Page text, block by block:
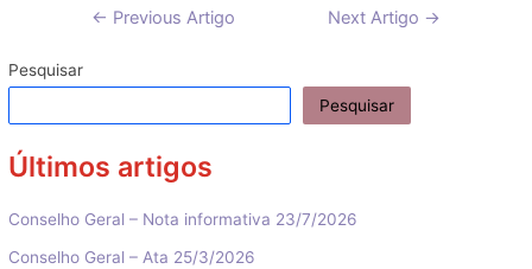
Navegação
artigos
← Previous Artigo Next Artigo →
Pesquisar
Pesquisar
Últimos artigos
Conselho Geral – Nota informativa 23/7/2026
Conselho Geral – Ata 25/3/2026